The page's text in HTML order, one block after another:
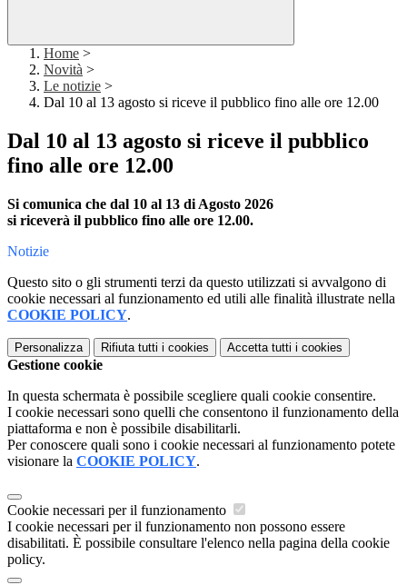
Home >
Novità >
Le notizie >
Dal 10 al 13 agosto si riceve il pubblico fino alle ore 12.00
Dal 10 al 13 agosto si riceve il pubblico
fino alle ore 12.00
Si comunica che dal 10 al 13 di Agosto 2026
si riceverà il pubblico fino alle ore 12.00.
Notizie
Questo sito o gli strumenti terzi da questo utilizzati si avvalgono di
cookie necessari al funzionamento ed utili alle finalità illustrate nella
COOKIE POLICY.
Personalizza Rifiuta tutti i cookies Accetta tutti i cookies
Gestione cookie
In questa schermata è possibile scegliere quali cookie consentire.
I cookie necessari sono quelli che consentono il funzionamento della
piattaforma e non è possibile disabilitarli.
Per conoscere quali sono i cookie necessari al funzionamento potete
visionare la COOKIE POLICY.
Cookie necessari per il funzionamento
I cookie necessari per il funzionamento non possono essere
disabilitati. È possibile consultare l'elenco nella pagina della cookie
policy.